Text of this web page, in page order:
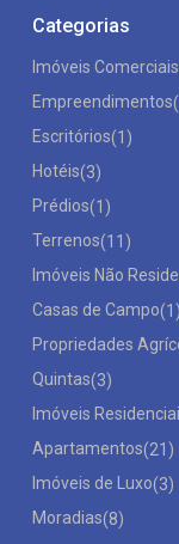
Categorias
Imóveis Comerciais
Empreendimentos
Escritórios(1)
Hotéis(3)
Prédios(1)
Terrenos(11)
Imóveis Não
Casas de Campo(1)
Propriedades
Quintas(3)
Imóveis
Apartamentos(21)
Imóveis de Luxo(3)
Moradias(8)